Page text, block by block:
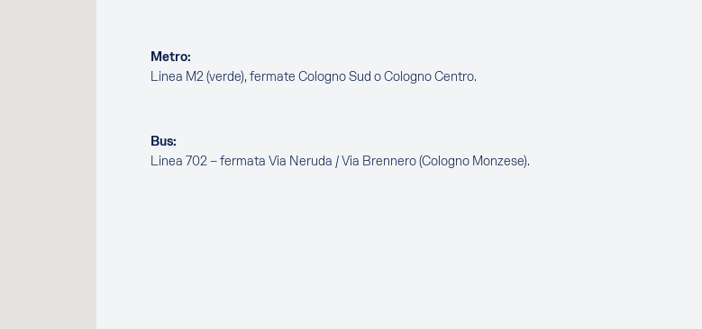
Metro:
Linea M2 (verde), fermate Cologno Sud o Cologno Centro.
Bus:
Linea 702 – fermata Via Neruda / Via Brennero (Cologno Monzese).